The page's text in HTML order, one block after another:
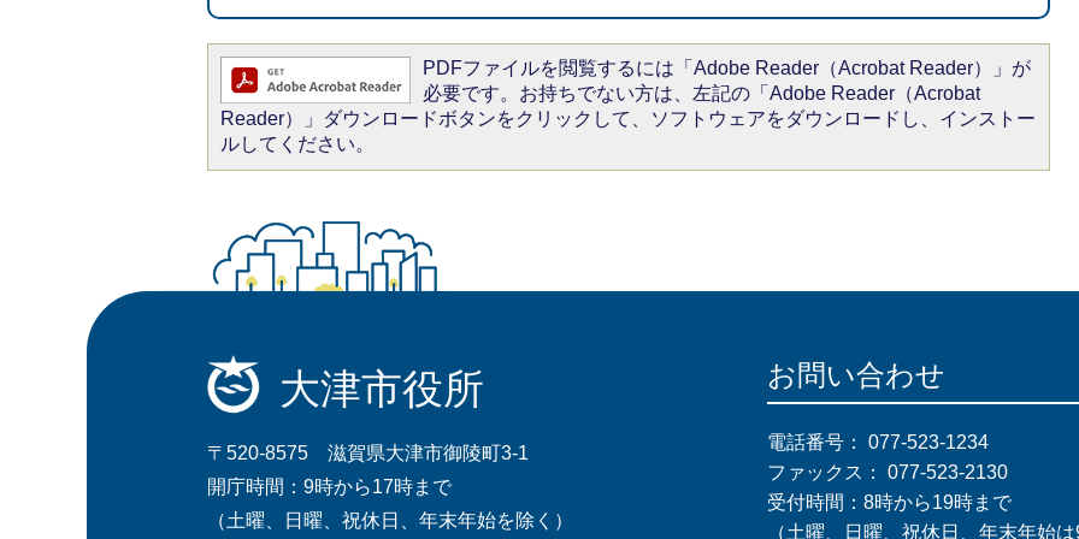
PDFファイルを閲覧するには「Adobe Reader（Acrobat Reader）」が
必要です。お持ちでない方は、左記の「Adobe Reader（Acrobat
Reader）」ダウンロードボタンをクリックして、ソフトウェアをダウンロードし、インストー
ルしてください。
大津市役所
〒520-8575 滋賀県大津市御陵町3-1
開庁時間：9時から17時まで
（土曜、日曜、祝休日、年末年始を除く）
お問い合わせ
電話番号： 077-523-1234
ファックス： 077-523-2130
受付時間：8時から19時まで
（土曜、日曜、祝休日、年末年始